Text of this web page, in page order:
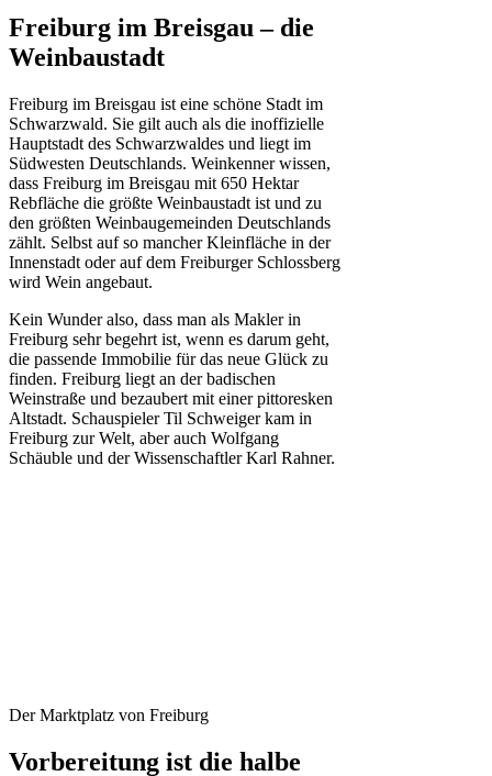
Freiburg im Breisgau – die
Weinbaustadt
Freiburg im Breisgau ist eine schöne Stadt im
Schwarzwald. Sie gilt auch als die inoffizielle
Hauptstadt des Schwarzwaldes und liegt im
Südwesten Deutschlands. Weinkenner wissen,
dass Freiburg im Breisgau mit 650 Hektar
Rebfläche die größte Weinbaustadt ist und zu
den größten Weinbaugemeinden Deutschlands
zählt. Selbst auf so mancher Kleinfläche in der
Innenstadt oder auf dem Freiburger Schlossberg
wird Wein angebaut.
Kein Wunder also, dass man als Makler in
Freiburg sehr begehrt ist, wenn es darum geht,
die passende Immobilie für das neue Glück zu
finden. Freiburg liegt an der badischen
Weinstraße und bezaubert mit einer pittoresken
Altstadt. Schauspieler Til Schweiger kam in
Freiburg zur Welt, aber auch Wolfgang
Schäuble und der Wissenschaftler Karl Rahner.
Der Marktplatz von Freiburg
Vorbereitung ist die halbe